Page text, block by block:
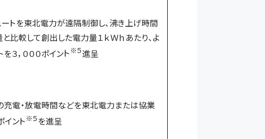
トを東北電力が遠隔制御し、沸き上げ時間
較して創出した電力量１ｋＷｈあたり、よ
３，０００ポイント ※５進呈
充電・放電時間などを東北電力または協業
イント ※５を進呈